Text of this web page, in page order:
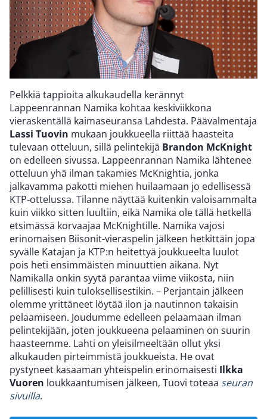
Pelkkiä tappioita alkukaudella kerännyt
Lappeenrannan Namika kohtaa keskiviikkona
vieraskentällä kaimaseuransa Lahdesta. Päävalmentaja
Lassi Tuovin mukaan joukkueella riittää haasteita
tulevaan otteluun, sillä pelintekijä Brandon McKnight
on edelleen sivussa. Lappeenrannan Namika lähtenee
otteluun yhä ilman takamies McKnightia, jonka
jalkavamma pakotti miehen huilaamaan jo edellisessä
KTP-ottelussa. Tilanne näyttää kuitenkin valoisammalta
kuin viikko sitten luultiin, eikä Namika ole tällä hetkellä
etsimässä korvaajaa McKnightille. Namika vajosi
erinomaisen Biisonit-vieraspelin jälkeen hetkittäin jopa
syvälle Katajan ja KTP:n heitettyä joukkueelta luulot
pois heti ensimmäisten minuuttien aikana. Nyt
Namikalla onkin syytä parantaa viime viikosta, niin
pelillisesti kuin tuloksellisestikin. – Perjantain jälkeen
olemme yrittäneet löytää ilon ja nautinnon takaisin
pelaamiseen. Joudumme edelleen pelaamaan ilman
pelintekijään, joten joukkueena pelaaminen on suurin
haasteemme. Lahti on yleisilmeeltään ollut yksi
alkukauden pirteimmistä joukkueista. He ovat
pystyneet kasaaman yhteispelin erinomaisesti Ilkka
Vuoren loukkaantumisen jälkeen, Tuovi toteaa seuran
sivuilla.